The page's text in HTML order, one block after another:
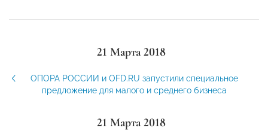
21 Марта 2018
ОПОРА РОССИИ и OFD.RU запустили специальное
предложение для малого и среднего бизнеса
21 Марта 2018